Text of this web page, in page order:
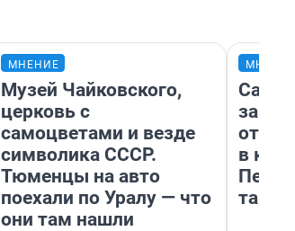
МНЕНИЕ
Музей Чайковского,
церковь с
самоцветами и везде
символика СССР.
Тюменцы на авто
поехали по Уралу — что
они там нашли
в
там